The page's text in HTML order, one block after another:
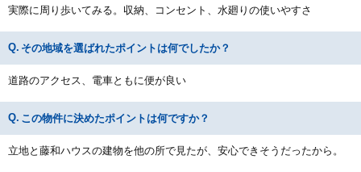
実際に周り歩いてみる。収納、コンセント、水廻りの使いやすさ
その地域を選ばれたポイントは何でしたか？
道路のアクセス、電車ともに便が良い
この物件に決めたポイントは何ですか？
立地と藤和ハウスの建物を他の所で見たが、安心できそうだったから。